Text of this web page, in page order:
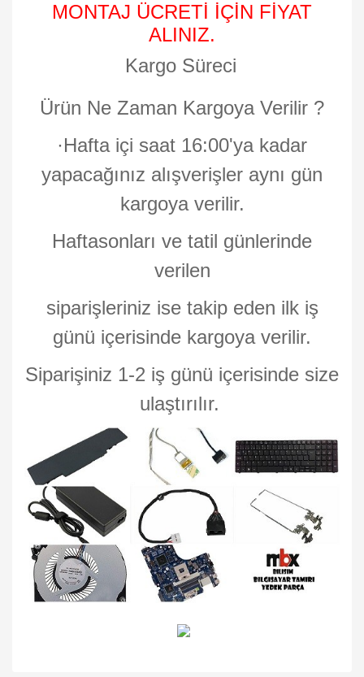
MONTAJ ÜCRETİ İÇİN FİYAT
ALINIZ.
Kargo Süreci
Ürün Ne Zaman Kargoya Verilir ?
·Hafta içi saat 16:00'ya kadar
yapacağınız alışverişler aynı gün
kargoya verilir.
Haftasonları ve tatil günlerinde
verilen
siparişleriniz ise takip eden ilk iş
günü içerisinde kargoya verilir.
Siparişiniz 1-2 iş günü içerisinde size
ulaştırılır.